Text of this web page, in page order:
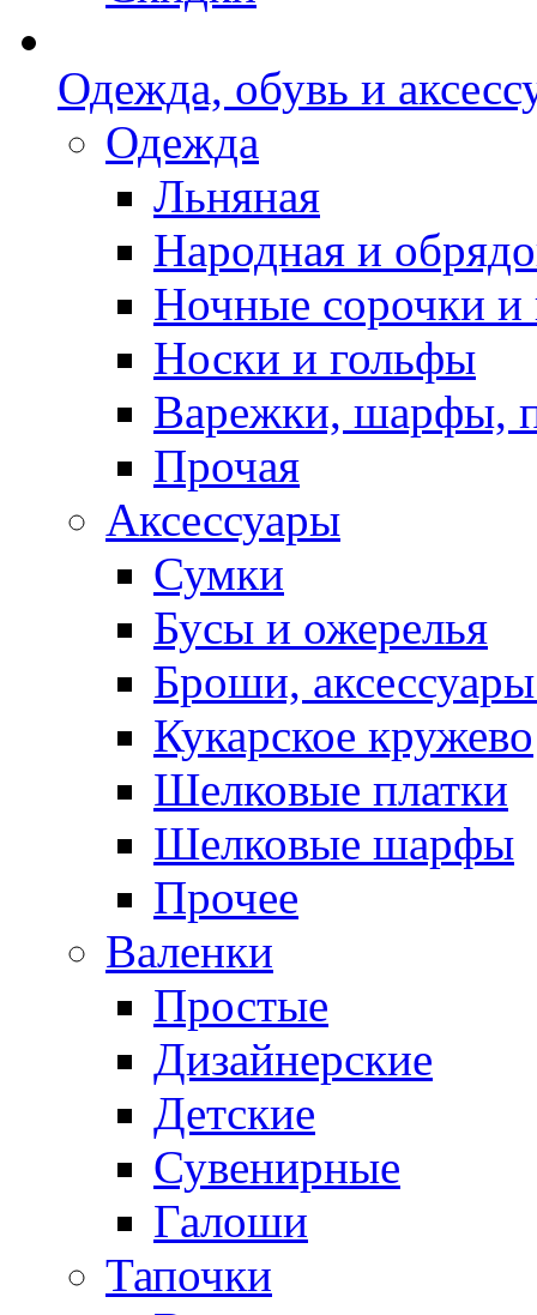
Одежда, обувь и
Одежда
Льняная
Народная и
Ночные сорочки
Носки и гольфы
Варежки, шарфы,
Прочая
Аксессуары
Сумки
Бусы и ожерелья
Броши,
Кукарское кружево
Шелковые платки
Шелковые шарфы
Прочее
Валенки
Простые
Дизайнерские
Детские
Сувенирные
Галоши
Тапочки